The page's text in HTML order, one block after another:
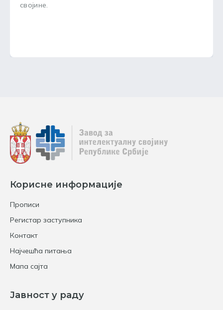
својине.
Корисне информације
Прописи
Регистар заступника
Контакт
Најчешћа питања
Мапа сајта
Јавност у раду